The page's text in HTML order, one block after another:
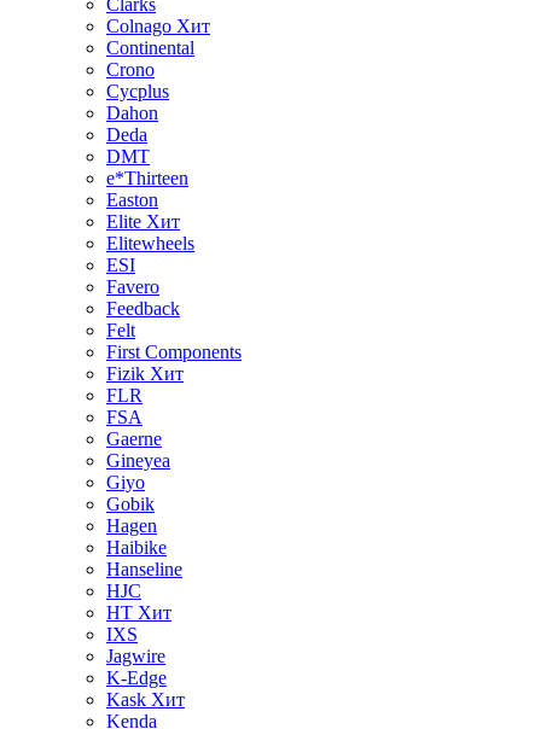
Clarks
Colnago Хит
Continental
Crono
Cycplus
Dahon
Deda
DMT
e*Thirteen
Easton
Elite Хит
Elitewheels
ESI
Favero
Feedback
Felt
First Components
Fizik Хит
FLR
FSA
Gaerne
Gineyea
Giyo
Gobik
Hagen
Haibike
Hanseline
HJC
HT Хит
IXS
Jagwire
K-Edge
Kask Хит
Kenda